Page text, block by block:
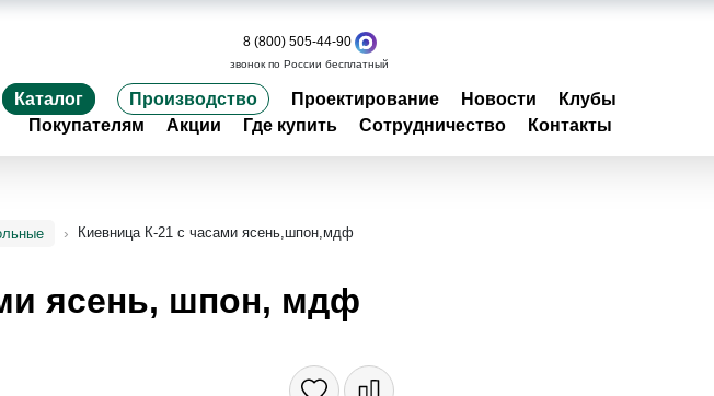
8 (800) 505-44-90
звонок по России бесплатный
Каталог Производство Проектирование Новости
Клубы
Покупателям
Акции Где купить Сотрудничество Контакты
Киевница К-21 с часами ясень,шпон,мдф
ясень, шпон, мдф